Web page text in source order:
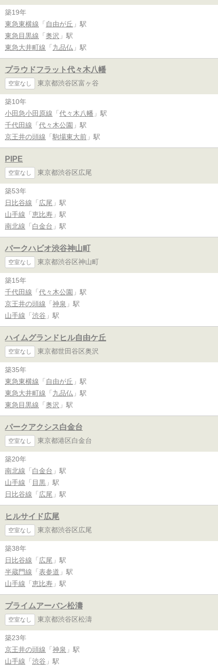
築19年
東急東横線 「 自由が丘 」駅
東急目黒線 「 奥沢 」駅
東急大井町線 「 九品仏 」駅
プラウドフラット代々木八幡
空室なし 東京都渋谷区富ヶ谷
築10年
小田急小田原線 「 代々木八幡 」駅
千代田線 「 代々木公園 」駅
京王井の頭線 「 駒場東大前 」駅
PIPE
空室なし 東京都渋谷区広尾
築53年
日比谷線 「 広尾 」駅
山手線 「 恵比寿 」駅
南北線 「 白金台 」駅
パークハビオ渋谷神山町
空室なし 東京都渋谷区神山町
築15年
千代田線 「 代々木公園 」駅
京王井の頭線 「 神泉 」駅
山手線 「 渋谷 」駅
ハイムグランドヒル自由ケ丘
空室なし 東京都世田谷区奥沢
築35年
東急東横線 「 自由が丘 」駅
東急大井町線 「 九品仏 」駅
東急目黒線 「 奥沢 」駅
パークアクシス白金台
空室なし 東京都港区白金台
築20年
南北線 「 白金台 」駅
山手線 「 目黒 」駅
日比谷線 「 広尾 」駅
ヒルサイド広尾
空室なし 東京都渋谷区広尾
築38年
日比谷線 「 広尾 」駅
半蔵門線 「 表参道 」駅
山手線 「 恵比寿 」駅
プライムアーバン松濤
空室なし 東京都渋谷区松濤
築23年
京王井の頭線 「 神泉 」駅
山手線 「 渋谷 」駅